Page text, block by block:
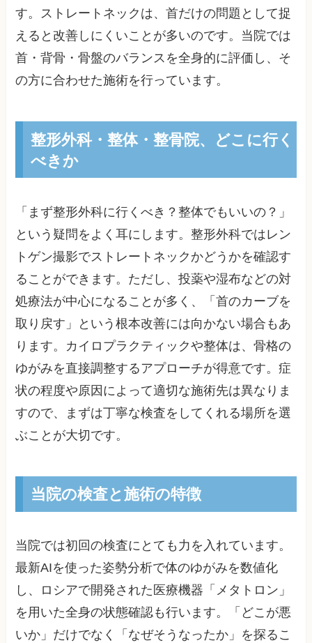
す。ストレートネックは、首だけの問題として捉
えると改善しにくいことが多いのです。当院では
首・背骨・骨盤のバランスを全身的に評価し、そ
の方に合わせた施術を行っています。
整形外科・整体・整骨院、どこに行く
べきか
「まず整形外科に行くべき？整体でもいいの？」
という疑問をよく耳にします。整形外科ではレン
トゲン撮影でストレートネックかどうかを確認す
ることができます。ただし、投薬や湿布などの対
処療法が中心になることが多く、「首のカーブを
取り戻す」という根本改善には向かない場合もあ
ります。カイロプラクティックや整体は、骨格の
ゆがみを直接調整するアプローチが得意です。症
状の程度や原因によって適切な施術先は異なりま
すので、まずは丁寧な検査をしてくれる場所を選
ぶことが大切です。
当院の検査と施術の特徴
当院では初回の検査にとても力を入れています。
最新AIを使った姿勢分析で体のゆがみを数値化
し、ロシアで開発された医療機器「メタトロン」
を用いた全身の状態確認も行います。「どこが悪
いか」だけでなく「なぜそうなったか」を探るこ